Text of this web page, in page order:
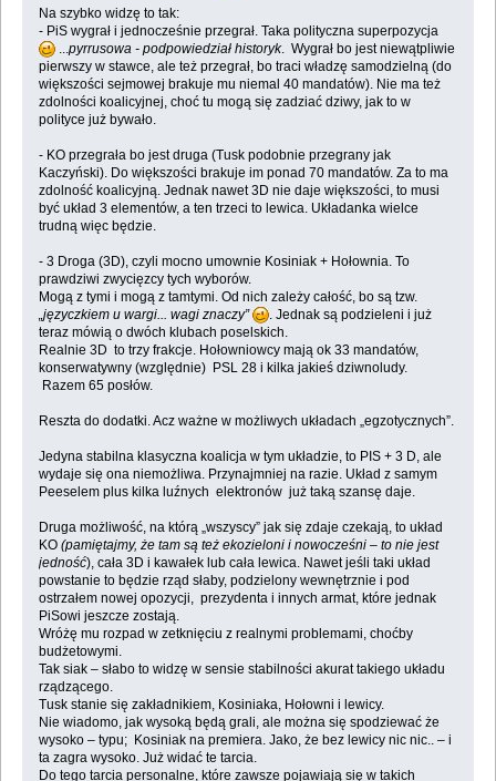
Na szybko widzę to tak:
- PiS wygrał i jednocześnie przegrał. Taka polityczna superpozycja
...pyrrusowa - podpowiedział historyk. Wygrał bo jest niewątpliwie
pierwszy w stawce, ale też przegrał, bo traci władzę samodzielną (do
większości sejmowej brakuje mu niemal 40 mandatów). Nie ma też
zdolności koalicyjnej, choć tu mogą się zadziać dziwy, jak to w
polityce już bywało.
- KO przegrała bo jest druga (Tusk podobnie przegrany jak
Kaczyński). Do większości brakuje im ponad 70 mandatów. Za to ma
zdolność koalicyjną. Jednak nawet 3D nie daje większości, to musi
być układ 3 elementów, a ten trzeci to lewica. Układanka wielce
trudną więc będzie.
- 3 Droga (3D), czyli mocno umownie Kosiniak + Hołownia. To
prawdziwi zwycięzcy tych wyborów.
Mogą z tymi i mogą z tamtymi. Od nich zależy całość, bo są tzw.
„języczkiem u wargi... wagi znaczy”
. Jednak są podzieleni i już
teraz mówią o dwóch klubach poselskich.
Realnie 3D to trzy frakcje. Hołowniowcy mają ok 33 mandatów,
konserwatywny (względnie) PSL 28 i kilka jakieś dziwnoludy.
Razem 65 posłów.
Reszta do dodatki. Acz ważne w możliwych układach „egzotycznych”.
Jedyna stabilna klasyczna koalicja w tym układzie, to PIS + 3 D, ale
wydaje się ona niemożliwa. Przynajmniej na razie. Układ z samym
Peeselem plus kilka luźnych elektronów już taką szansę daje.
Druga możliwość, na którą „wszyscy” jak się zdaje czekają, to układ
KO (pamiętajmy, że tam są też ekozieloni i nowocześni – to nie jest
jedność), cała 3D i kawałek lub cała lewica. Nawet jeśli taki układ
powstanie to będzie rząd słaby, podzielony wewnętrznie i pod
ostrzałem nowej opozycji, prezydenta i innych armat, które jednak
PiSowi jeszcze zostają.
Wróżę mu rozpad w zetknięciu z realnymi problemami, choćby
budżetowymi.
Tak siak – słabo to widzę w sensie stabilności akurat takiego układu
rządzącego.
Tusk stanie się zakładnikiem, Kosiniaka, Hołowni i lewicy.
Nie wiadomo, jak wysoką będą grali, ale można się spodziewać że
wysoko – typu; Kosiniak na premiera. Jako, że bez lewicy nic nic.. – i
ta zagra wysoko. Już widać te tarcia.
Do tego tarcia personalne, które zawsze pojawiają się w takich